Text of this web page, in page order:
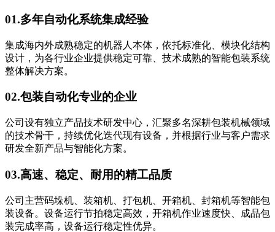
01.多年自动化系统集成经验
集成海内外成熟稳定的机器人本体，依托标准化、模块化结构
设计，为各行业企业提供稳定可靠、技术成熟的智能包装系统
整体解决方案。
02.包装自动化专业的企业
公司设有独立产品技术研发中心，汇聚多名深耕包装机械领域
的技术骨干，持续优化迭代现有设备，并根据行业与客户需求
研发全新产品与智能化方案。
03.高速、稳定、耐用的精工品质
公司主营码垛机、装箱机、打包机、开箱机、封箱机等智能包
装设备。设备运行节拍稳定高效，开箱机作业速度快、成品包
装完成率高，设备运行稳定性优异。